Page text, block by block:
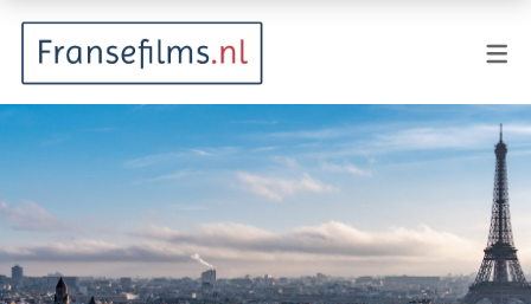
Animatie
Documentaire
Drama